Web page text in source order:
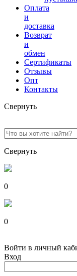
Оплата
и
доставка
Возврат
и
обмен
Сертификаты
Отзывы
Опт
Контакты
Свернуть
Свернуть
0
0
Войти в личный
Вход